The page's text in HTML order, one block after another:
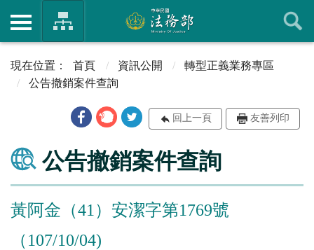
首頁 資訊公開
轉型正義業務專區
公告撤銷案件查詢
回上一頁 友善列印
公告撤銷案件查詢
黃阿金（41）安潔字第1769號
（107/10/04)